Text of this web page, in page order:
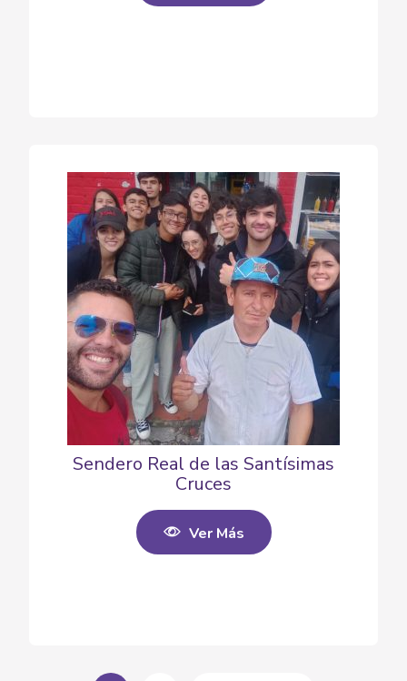
Sendero Real de las Santísimas
Cruces
Ver Más